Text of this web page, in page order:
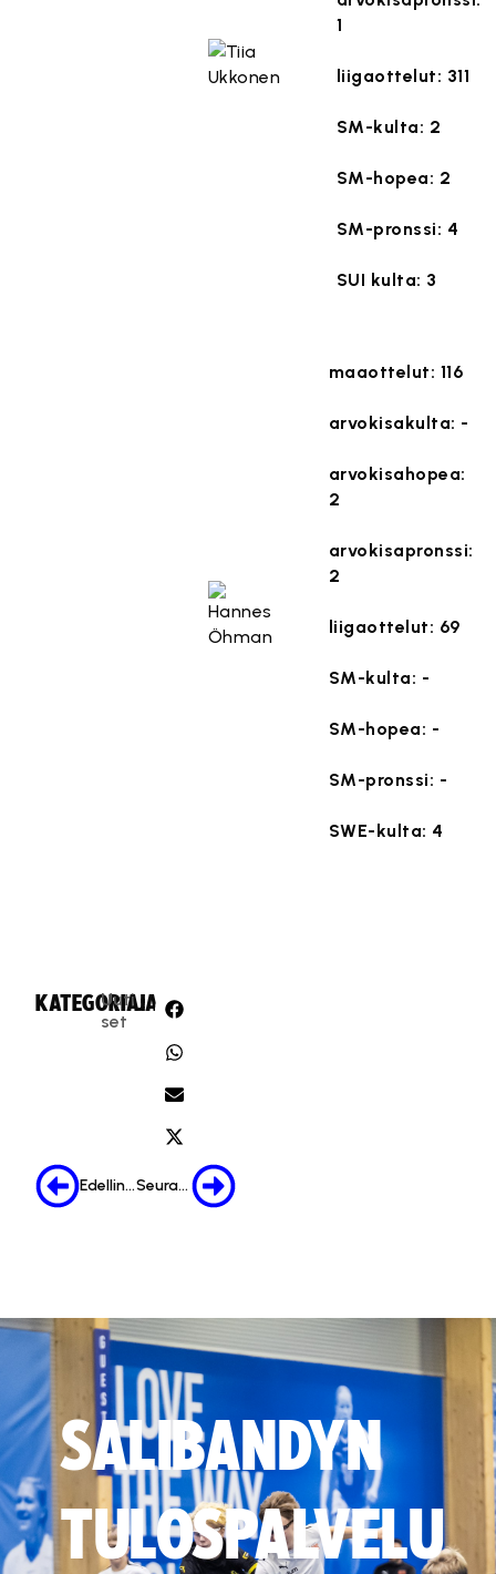
1
liigaottelut: 311
SM-kulta: 2
SM-hopea: 2
SM-pronssi: 4
SUI kulta: 3
maaottelut: 116
arvokisakulta: -
arvokisahopea:
2
arvokisapronssi:
2
liigaottelut: 69
SM-kulta: -
SM-hopea: -
SM-pronssi: -
SWE-kulta: 4
KATEGORIA:
Uuti
set
JAA:
Edellinen Seuraava
SALIBANDYN
TULOSPALVELU